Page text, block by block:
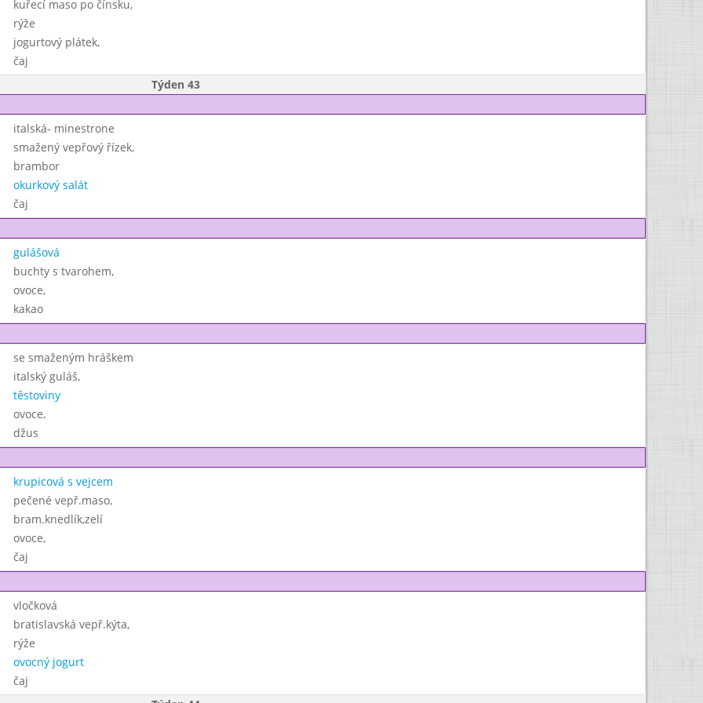
kuřecí maso po čínsku,
rýže
jogurtový plátek,
čaj
Týden 43
italská- minestrone
smažený vepřový řízek,
brambor
okurkový salát
čaj
gulášová
buchty s tvarohem,
ovoce,
kakao
se smaženým hráškem
italský guláš,
těstoviny
ovoce,
džus
krupicová s vejcem
pečené vepř.maso,
bram.knedlík,zelí
ovoce,
čaj
vločková
bratislavská vepř.kýta,
rýže
ovocný jogurt
čaj